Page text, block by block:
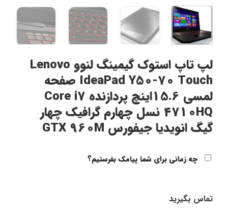
لپ تاپ استوک گیمینگ لنوو Lenovo
IdeaPad Y50-70 Touch صفحه
لمسی 15.6اینچ پردازنده Core i7
4710HQ نسل چهارم گرافیک چهار
گیگ انویدیا جیفورس GTX 960M
چه زمانی برای شما پیامک بفرستیم؟
تماس بگیرید